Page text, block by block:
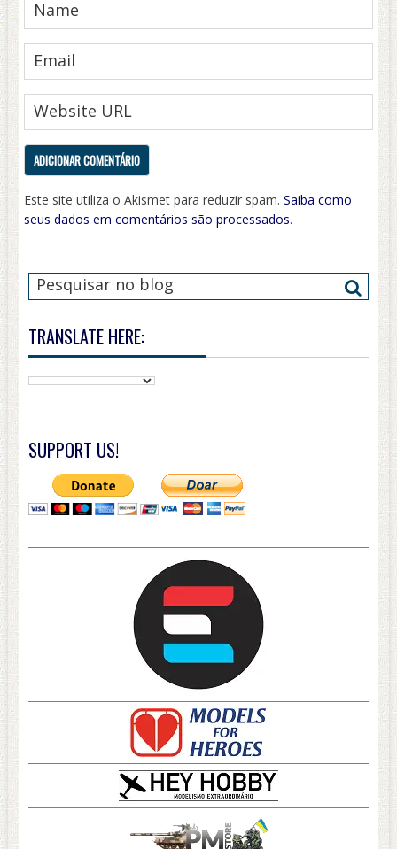
Este site utiliza o Akismet para reduzir spam.Saiba como
seus dados em comentários são processados.
TRANSLATE HERE:
SUPPORT US!